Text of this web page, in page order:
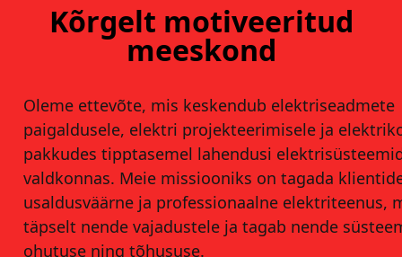
Kõrgelt motiveeritud
meeskond
Oleme ettevõte, mis keskendub elektriseadmete
paigaldusele, elektri projekteerimisele ja
pakkudes tipptasemel lahendusi
valdkonnas. Meie missiooniks on tagada
usaldusväärne ja professionaalne elektriteenus,
täpselt nende vajadustele ja tagab nende
ohutuse ning tõhususe.